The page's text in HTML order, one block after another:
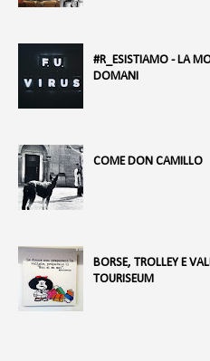
#R_ESISTIAMO - LA
DOMANI
COME DON CAMILLO
BORSE, TROLLEY E
TOURISEUM